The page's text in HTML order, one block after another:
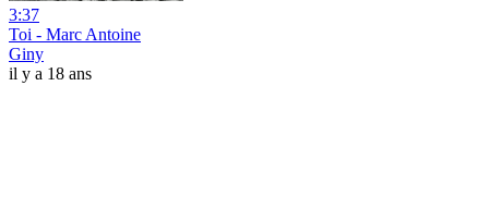
3:37
Toi - Marc Antoine
Giny
il y a 18 ans